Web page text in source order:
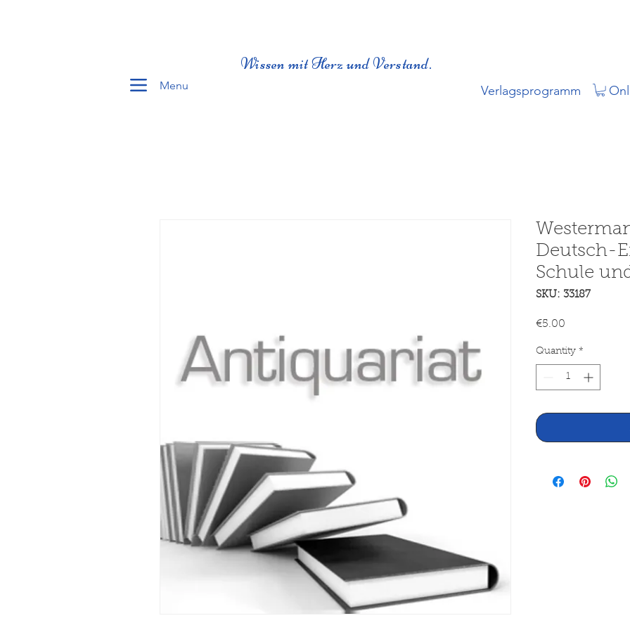
Menu
Wissen mit Herz und Verstand.
Verlagsprogramm
Deutsch-
Schule
SKU: 33187
€5.00Price
Quantity *